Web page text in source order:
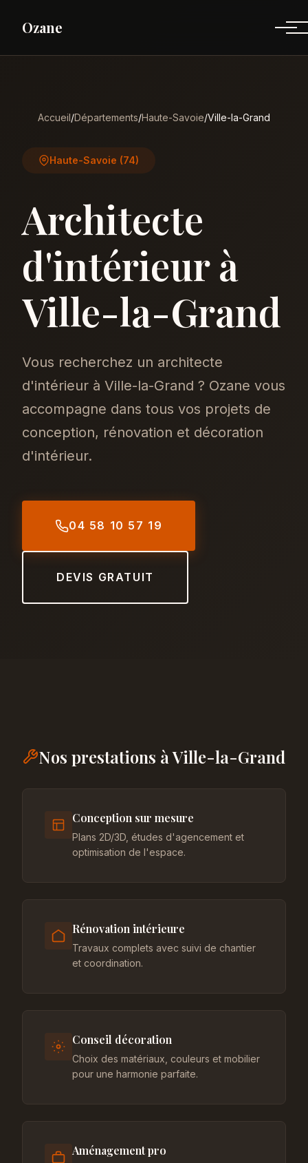
Ozane
Accueil/Départements/Haute-Savoie/Ville-la-Grand
Haute-Savoie (74)
Architecte
d'intérieur à
Ville-la-Grand
Vous recherchez un architecte
d'intérieur à Ville-la-Grand ? Ozane vous
accompagne dans tous vos projets de
conception, rénovation et décoration
d'intérieur.
04 58 10 57 19
DEVIS GRATUIT
Nos prestations à Ville-la-Grand
Conception sur mesure
Plans 2D/3D, études d'agencement et
optimisation de l'espace.
Rénovation intérieure
Travaux complets avec suivi de chantier
et coordination.
Conseil décoration
Choix des matériaux, couleurs et mobilier
pour une harmonie parfaite.
Aménagement pro